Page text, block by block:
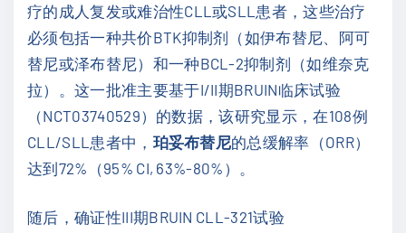
疗的成人复发或难治性CLL或SLL患者，这些治疗
必须包括一种共价BTK抑制剂（如伊布替尼、阿可
替尼或泽布替尼）和一种BCL-2抑制剂（如维奈克
拉）。这一批准主要基于I/II期BRUIN临床试验
（NCT03740529）的数据，该研究显示，在108例
CLL/SLL患者中， 珀妥布替尼的总缓解率（ORR）
达到72%（95% CI, 63%-80%）。
随后，确证性III期BRUIN CLL-321试验